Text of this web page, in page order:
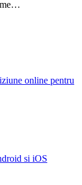
online pentru
si iOS